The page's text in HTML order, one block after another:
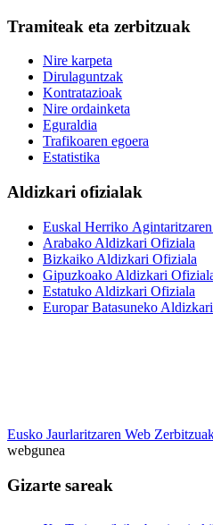
Tramiteak eta zerbitzuak
Nire karpeta
Dirulaguntzak
Kontratazioak
Nire ordainketa
Eguraldia
Trafikoaren egoera
Estatistika
Aldizkari ofizialak
Euskal Herriko
Arabako Aldizkari Ofiziala
Bizkaiko Aldizkari Ofiziala
Gipuzkoako Aldizkari
Estatuko Aldizkari Ofiziala
Europar Batasuneko
Eusko Jaurlaritzaren Web
webgunea
Gizarte sareak